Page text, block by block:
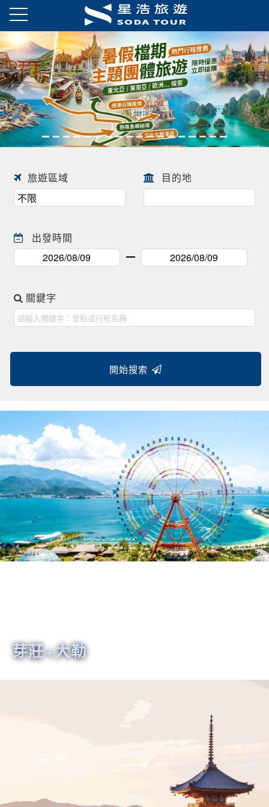
往前 往後
旅遊區域 目的地
出發時間
關鍵字
開始搜索
芽莊+大勒